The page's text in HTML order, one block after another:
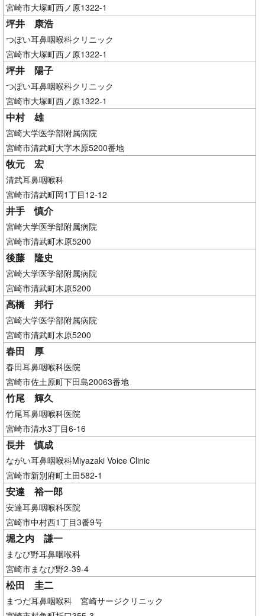
宮崎市大塚町西ノ原1322-1
坪井 康浩
つぼい耳鼻咽喉科クリニック
宮崎市大塚町西ノ原1322-1
坪井 陽子
つぼい耳鼻咽喉科クリニック
宮崎市大塚町西ノ原1322-1
中村 雄
宮崎大学医学部附属病院
宮崎市清武町大字木原5200番地
牧元 宏
清武耳鼻咽喉科
宮崎市清武町岡1丁目12-12
井手 慎介
宮崎大学医学部附属病院
宮崎市清武町木原5200
後藤 隆史
宮崎大学医学部附属病院
宮崎市清武町木原5200
高橋 邦行
宮崎大学医学部附属病院
宮崎市清武町木原5200
春田 厚
春田耳鼻咽喉科医院
宮崎市佐土原町下田島20063番地
竹尾 輝久
竹尾耳鼻咽喉科医院
宮崎市清水3丁目6-16
長井 慎成
ながい耳鼻咽喉科Miyazaki Voice Clinic
宮崎市新別府町土田582-1
安達 裕一郎
安達耳鼻咽喉科医院
宮崎市中村西1丁目3番9号
堀之内 謙一
まなび野耳鼻咽喉科
宮崎市まなび野2-39-4
松田 圭二
まつだ耳鼻咽喉科 宮崎サージクリニック